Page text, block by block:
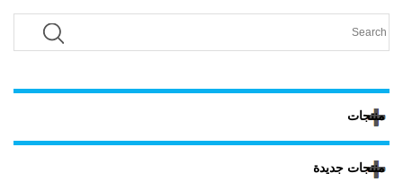
منتجات
منتجات جديدة